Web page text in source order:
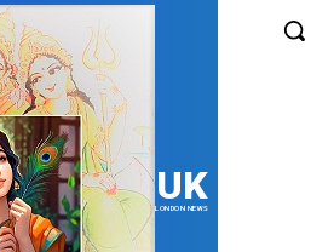
UK
LONDON NEWS